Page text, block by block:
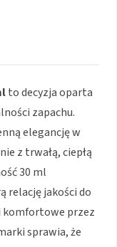
to decyzja oparta
zapachu.
elegancję w
z trwałą, ciepłą
30 ml
relację jakości do
komfortowe przez
sprawia, że